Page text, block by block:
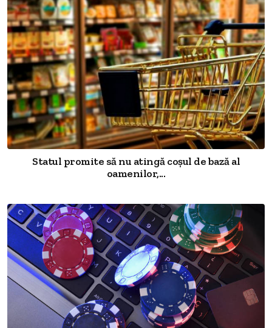
Statul promite să nu atingă coșul de bază al
oamenilor,...